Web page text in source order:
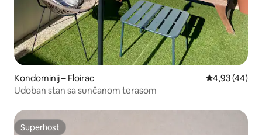
Kondominij – Floirac Prosječna
4,93 (44)
Udoban stan sa sunčanom terasom
Superhost
Superhost